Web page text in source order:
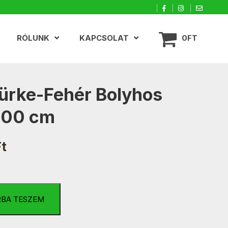
RÓLUNK KAPCSOLAT 0FT
Fehér Bolyhos
cm
TESZEM